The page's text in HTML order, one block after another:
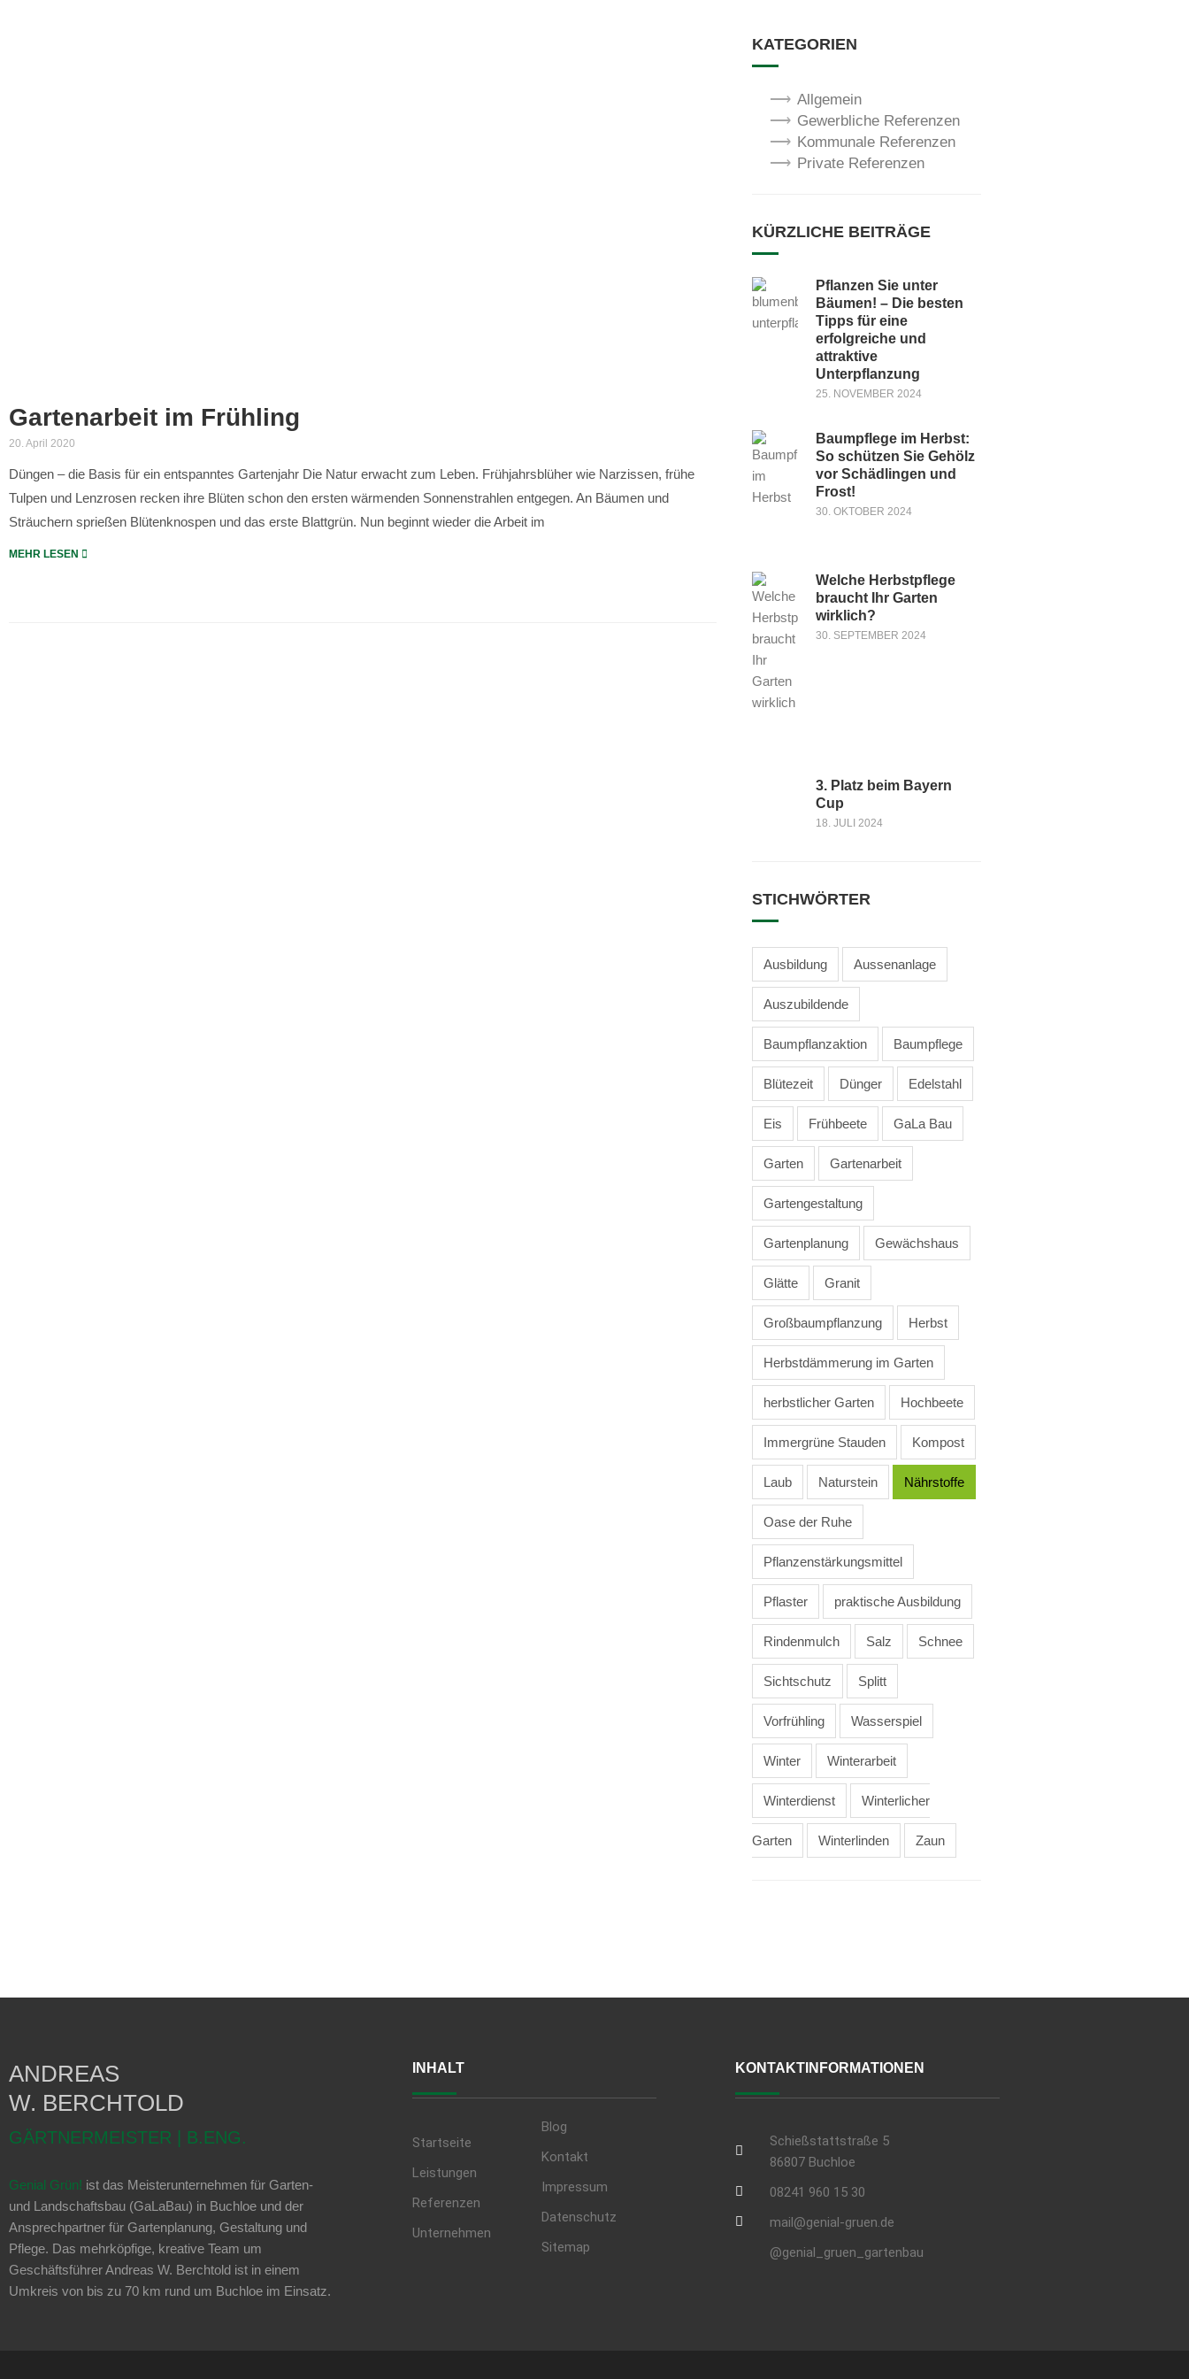
Gartenarbeit im Frühling
20. April 2020
Düngen – die Basis für ein entspanntes Gartenjahr Die Natur erwacht zum Leben. Frühjahrsblüher wie Narzissen, frühe
Tulpen und Lenzrosen recken ihre Blüten schon den ersten wärmenden Sonnenstrahlen entgegen. An Bäumen und
Sträuchern sprießen Blütenknospen und das erste Blattgrün. Nun beginnt wieder die Arbeit im
MEHR LESEN
KATEGORIEN
Allgemein
Gewerbliche Referenzen
Kommunale Referenzen
Private Referenzen
KÜRZLICHE BEITRÄGE
Pflanzen Sie unter
Bäumen! – Die besten
Tipps für eine
erfolgreiche und
attraktive
Unterpflanzung
25. NOVEMBER 2024
Baumpflege im Herbst:
So schützen Sie Gehölz
vor Schädlingen und
Frost!
30. OKTOBER 2024
Welche Herbstpflege
braucht Ihr Garten
wirklich?
30. SEPTEMBER 2024
3. Platz beim Bayern
Cup
18. JULI 2024
STICHWÖRTER
Ausbildung Aussenanlage
Auszubildende
Baumpflanzaktion Baumpflege
Blütezeit Dünger Edelstahl
Eis Frühbeete GaLa Bau
Garten Gartenarbeit
Gartengestaltung
Gartenplanung Gewächshaus
Glätte Granit
Großbaumpflanzung Herbst
Herbstdämmerung im Garten
herbstlicher Garten Hochbeete
Immergrüne Stauden Kompost
Laub Naturstein Nährstoffe
Oase der Ruhe
Pflanzenstärkungsmittel
Pflaster praktische Ausbildung
Rindenmulch Salz Schnee
Sichtschutz Splitt
Vorfrühling Wasserspiel
Winter Winterarbeit
Winterdienst Winterlicher
Garten Winterlinden Zaun
ANDREAS
W. BERCHTOLD
GÄRTNERMEISTER | B.ENG.
Genial Grün! ist das Meisterunternehmen für Garten-
und Landschaftsbau (GaLaBau) in Buchloe und der
Ansprechpartner für Gartenplanung, Gestaltung und
Pflege. Das mehrköpfige, kreative Team um
Geschäftsführer Andreas W. Berchtold ist in einem
Umkreis von bis zu 70 km rund um Buchloe im Einsatz.
INHALT
Startseite
Leistungen
Referenzen
Unternehmen
Blog
Kontakt
Impressum
Datenschutz
Sitemap
KONTAKTINFORMATIONEN
Schießstattstraße 5
86807 Buchloe
08241 960 15 30
mail@genial-gruen.de
@genial_gruen_gartenbau